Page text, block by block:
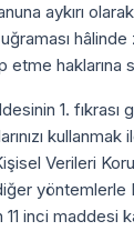
aykırı
hâlinde
etme haklarına
1. fıkrası
kullanmak
Verileri
yöntemlerle
inci maddesi